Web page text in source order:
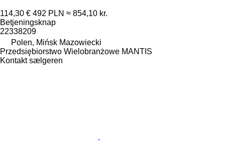
114,30 € 492 PLN ≈ 854,10 kr.
Betjeningsknap
22338209
Polen, Mińsk Mazowiecki
Przedsiębiorstwo Wielobranżowe MANTIS
Kontakt sælgeren